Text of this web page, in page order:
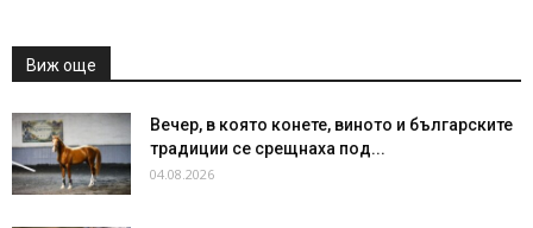
Виж още
Вечер, в която конете, виното и българските
традиции се срещнаха под...
04.08.2026